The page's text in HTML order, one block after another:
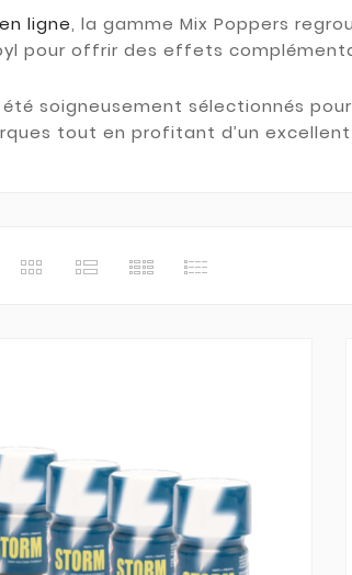
ligne, la gamme Mix Poppers
pour offrir des effets
soigneusement sélectionnés
tout en profitant d’un
… (SVG inchangé)